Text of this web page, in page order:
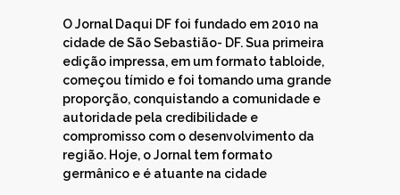
O Jornal Daqui DF foi fundado em 2010 na
cidade de São Sebastião- DF. Sua primeira
edição impressa, em um formato tabloide,
começou tímido e foi tomando uma grande
proporção, conquistando a comunidade e
autoridade pela credibilidade e
compromisso com o desenvolvimento da
região. Hoje, o Jornal tem formato
germânico e é atuante na cidade